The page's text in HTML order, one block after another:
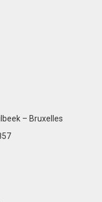
– Bruxelles